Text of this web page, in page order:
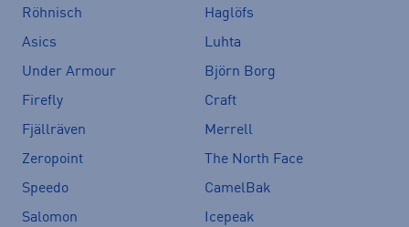
Röhnisch
Haglöfs
Asics
Luhta
Under Armour
Björn Borg
Firefly
Craft
Fjällräven
Merrell
Zeropoint
The North Face
Speedo
CamelBak
Salomon
Icepeak